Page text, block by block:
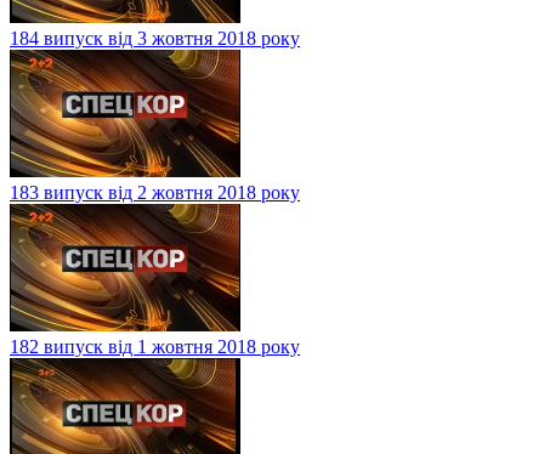
184 випуск від 3 жовтня 2018 року
183 випуск від 2 жовтня 2018 року
182 випуск від 1 жовтня 2018 року